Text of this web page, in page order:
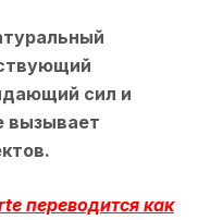
сил и
вызывает
переводится как